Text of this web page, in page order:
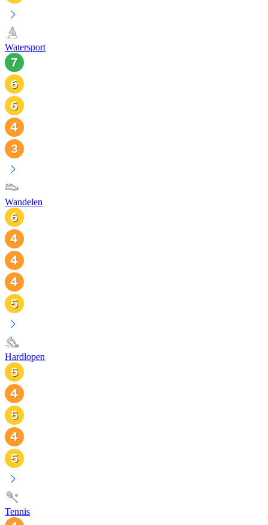
Watersport
Wandelen
Hardlopen
Tennis